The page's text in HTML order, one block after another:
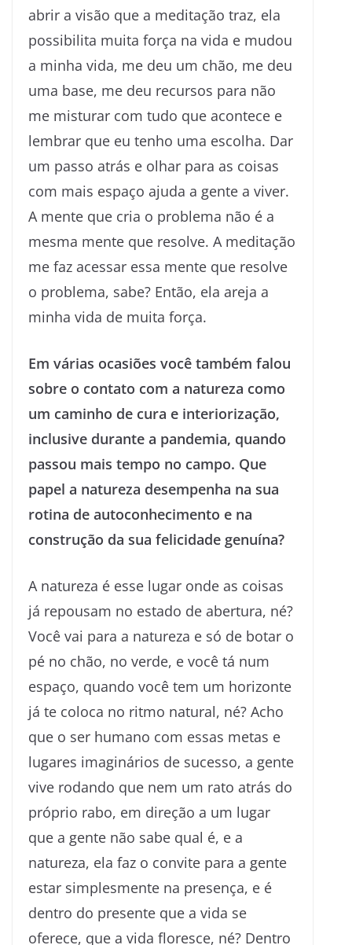
abrir a visão que a meditação traz, ela
possibilita muita força na vida e mudou
a minha vida, me deu um chão, me deu
uma base, me deu recursos para não
me misturar com tudo que acontece e
lembrar que eu tenho uma escolha. Dar
um passo atrás e olhar para as coisas
com mais espaço ajuda a gente a viver.
A mente que cria o problema não é a
mesma mente que resolve. A meditação
me faz acessar essa mente que resolve
o problema, sabe? Então, ela areja a
minha vida de muita força.
Em várias ocasiões você também falou
sobre o contato com a natureza como
um caminho de cura e interiorização,
inclusive durante a pandemia, quando
passou mais tempo no campo. Que
papel a natureza desempenha na sua
rotina de autoconhecimento e na
construção da sua felicidade genuína?
A natureza é esse lugar onde as coisas
já repousam no estado de abertura, né?
Você vai para a natureza e só de botar o
pé no chão, no verde, e você tá num
espaço, quando você tem um horizonte
já te coloca no ritmo natural, né? Acho
que o ser humano com essas metas e
lugares imaginários de sucesso, a gente
vive rodando que nem um rato atrás do
próprio rabo, em direção a um lugar
que a gente não sabe qual é, e a
natureza, ela faz o convite para a gente
estar simplesmente na presença, e é
dentro do presente que a vida se
oferece, que a vida floresce, né? Dentro